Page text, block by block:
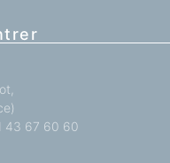
43 67 60 60